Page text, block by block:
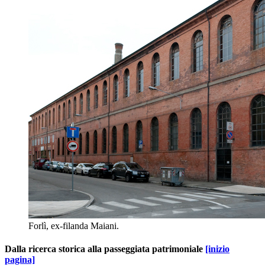
Forlì, ex-filanda Maiani.
Dalla ricerca storica alla passeggiata patrimoniale [inizio
pagina]